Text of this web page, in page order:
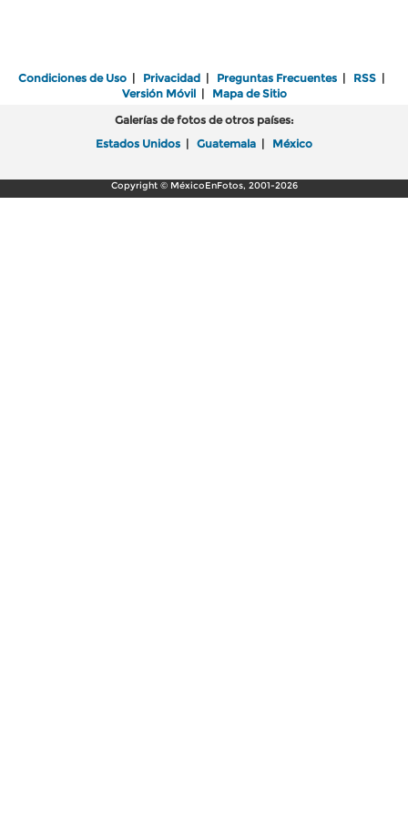
Condiciones de Uso | Privacidad | Preguntas Frecuentes | RSS |
Versión Móvil| Mapa de Sitio
Galerías de fotos de otros países:
Estados Unidos | Guatemala | México
Copyright © MéxicoEnFotos, 2001-2026